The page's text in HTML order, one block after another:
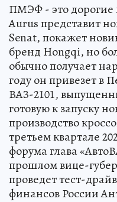
ПМЭФ - это
Aurus представит
Senat, покажет
бренд Hongqi, но
обычно получает
году он привезет в
ВАЗ-2101,
готовую к запуску
производство
третьем квартале
форума глава
прошлом вице-
проведет тест-
финансов России